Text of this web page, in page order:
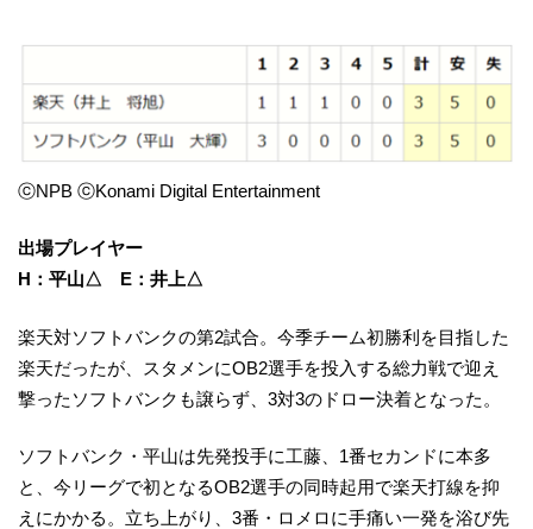
ⓒNPB ⓒKonami Digital Entertainment
出場プレイヤー
H：平山△ E：井上△
楽天対ソフトバンクの第2試合。今季チーム初勝利を目指した
楽天だったが、スタメンにOB2選手を投入する総力戦で迎え
撃ったソフトバンクも譲らず、3対3のドロー決着となった。
ソフトバンク・平山は先発投手に工藤、1番セカンドに本多
と、今リーグで初となるOB2選手の同時起用で楽天打線を抑
えにかかる。立ち上がり、3番・ロメロに手痛い一発を浴び先